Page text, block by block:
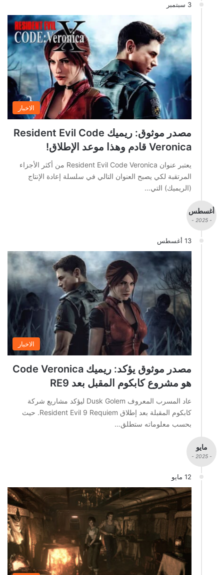
3 سبتمبر
الاخبار
مصدر موثوق: ريميك Resident Evil Code
Veronica قادم وهذا موعد الإطلاق!
يعتبر عنوان Resident Evil Code Veronica من أكثر الأجزاء
المرتقبة لكي يصبح العنوان التالي في سلسلة إعادة الإنتاج
(الريميك) التي…
أغسطس
- 2025 -
13 أغسطس
الاخبار
مصدر موثوق يؤكد: ريميك Code Veronica
هو مشروع كابكوم المقبل بعد RE9
عاد المسرب المعروف Dusk Golem ليؤكد مشاريع شركة
كابكوم المقبلة بعد إطلاق Resident Evil 9 Requiem. حيث
بحسب معلوماته ستطلق…
مايو
- 2025 -
12 مايو